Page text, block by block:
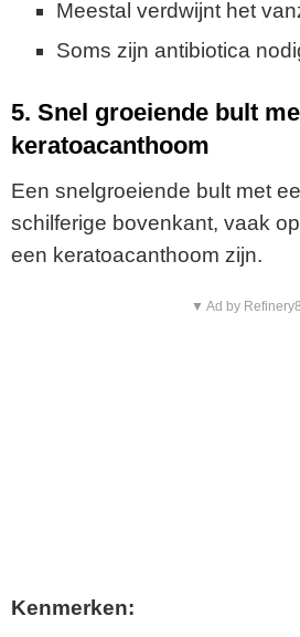
Meestal verdwijnt het
Soms zijn antibiotica
5. Snel groeiende bult
keratoacanthoom
Een snelgroeiende bult met
schilferige bovenkant, vaak
een keratoacanthoom zijn.
▼ Ad by
Kenmerken: